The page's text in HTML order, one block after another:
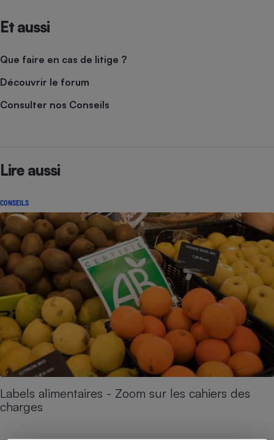
Et aussi
Que faire en cas de litige ?
Découvrir le forum
Consulter nos Conseils
Lire aussi
CONSEILS
Labels alimentaires - Zoom sur les cahiers des
charges